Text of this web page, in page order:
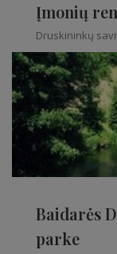
Įmonių
Druskininkų
Baidarės
parke